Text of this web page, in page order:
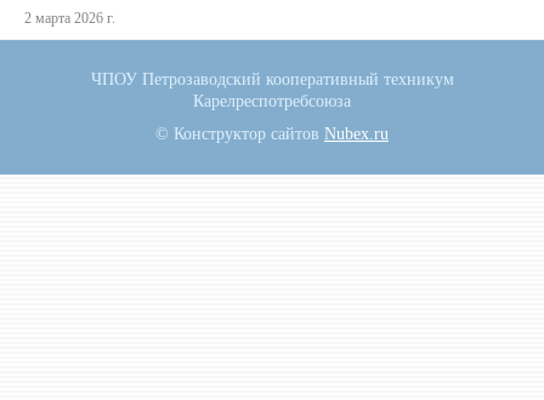
2 марта 2026 г.
ЧПОУ Петрозаводский кооперативный техникум
Карелреспотребсоюза
© Конструктор сайтов Nubex.ru